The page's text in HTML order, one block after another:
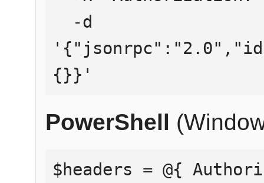
{}}'
PowerShell
$headers = @{